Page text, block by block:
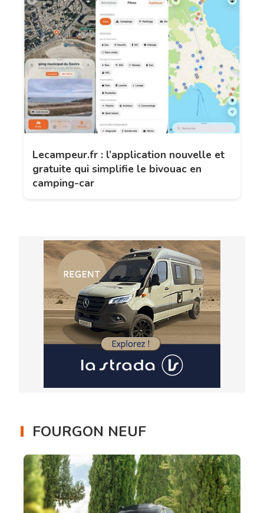
Lecampeur.fr : l’application nouvelle et
gratuite qui simplifie le bivouac en
camping-car
FOURGON NEUF